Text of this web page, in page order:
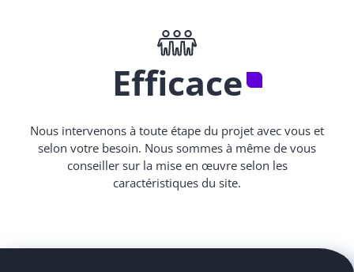
Efficace
Nous intervenons à toute étape du projet avec vous et
selon votre besoin. Nous sommes à même de vous
conseiller sur la mise en œuvre selon les
caractéristiques du site.